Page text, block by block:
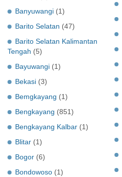
Banyuwangi (1)
Barito Selatan (47)
Barito Selatan Kalimantan
Tengah (5)
Bayuwangi (1)
Bekasi (3)
Bemgkayang (1)
Bengkayang (851)
Bengkayang Kalbar (1)
Blitar (1)
Bogor (6)
Bondowoso (1)